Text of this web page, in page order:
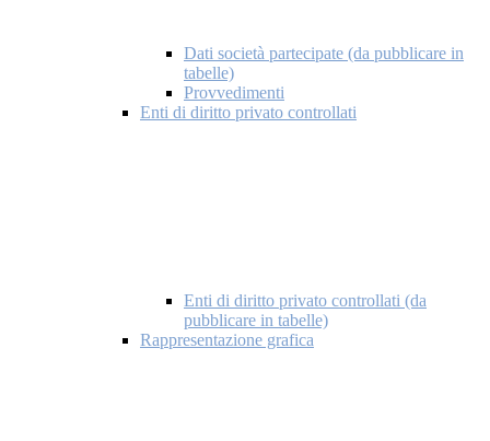
Dati società partecipate (da pubblicare in
tabelle)
Provvedimenti
Enti di diritto privato controllati
Enti di diritto privato controllati (da
pubblicare in tabelle)
Rappresentazione grafica